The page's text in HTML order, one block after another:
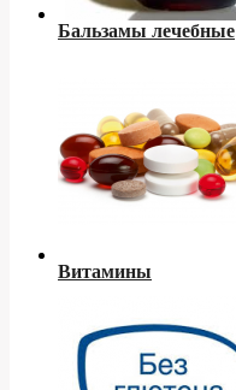
Бальзамы лечебные
Витамины